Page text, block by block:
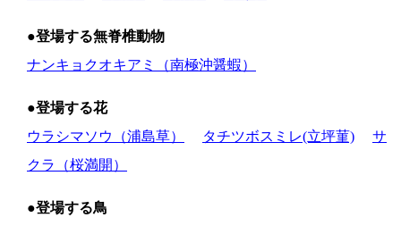
●登場する無脊椎動物
ナンキョクオキアミ（南極沖醤蝦）
●登場する花
ウラシマソウ（浦島草）
タチツボスミレ(立坪菫)
サ
クラ（桜満開）
●登場する鳥